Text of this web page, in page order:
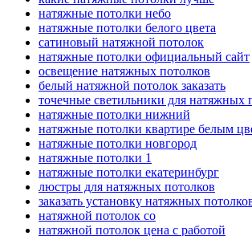
натяжные потолки небо
натяжные потолки белого цвета
сатиновый натяжной потолок
натяжные потолки официальный сайт
освещение натяжных потолков
белый натяжной потолок заказать
точечные светильники для натяжных
натяжные потолки нижний
натяжные потолки квартире белым
натяжные потолки новгород
натяжные потолки 1
натяжные потолки екатеринбург
люстры для натяжных потолков
заказать установку натяжных
натяжной потолок со
натяжной потолок цена с работой